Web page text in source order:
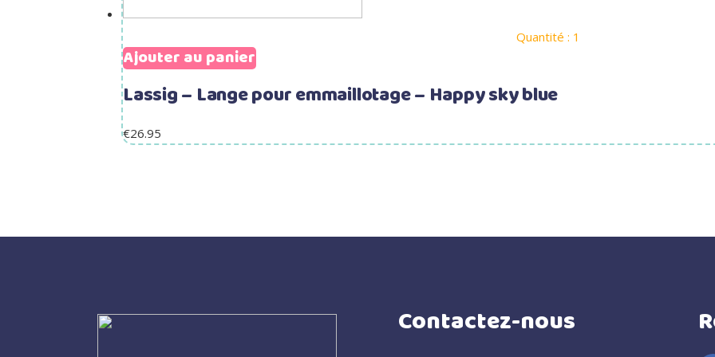
Quantité : 1
Ajouter au panier
Lassig – Lange pour emmaillotage – Happy sky blue
€26.95
Contactez-nous